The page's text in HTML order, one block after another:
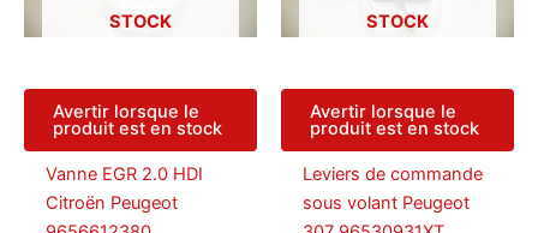
STOCK
Avertir lorsque le
produit est en stock
Vanne EGR 2.0 HDI
Citroën Peugeot
STOCK
Avertir lorsque le
produit est en stock
Leviers de commande
sous volant Peugeot